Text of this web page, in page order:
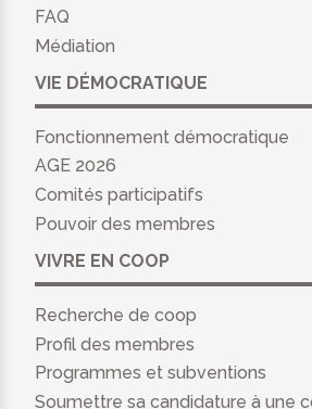
FAQ
Médiation
VIE DÉMOCRATIQUE
Fonctionnement démocratique
AGE 2026
Comités participatifs
Pouvoir des membres
VIVRE EN COOP
Recherche de coop
Profil des membres
Programmes et subventions
Soumettre sa candidature à une